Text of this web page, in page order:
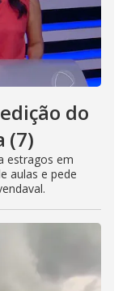
do
(7)
estragos em
aulas e pede